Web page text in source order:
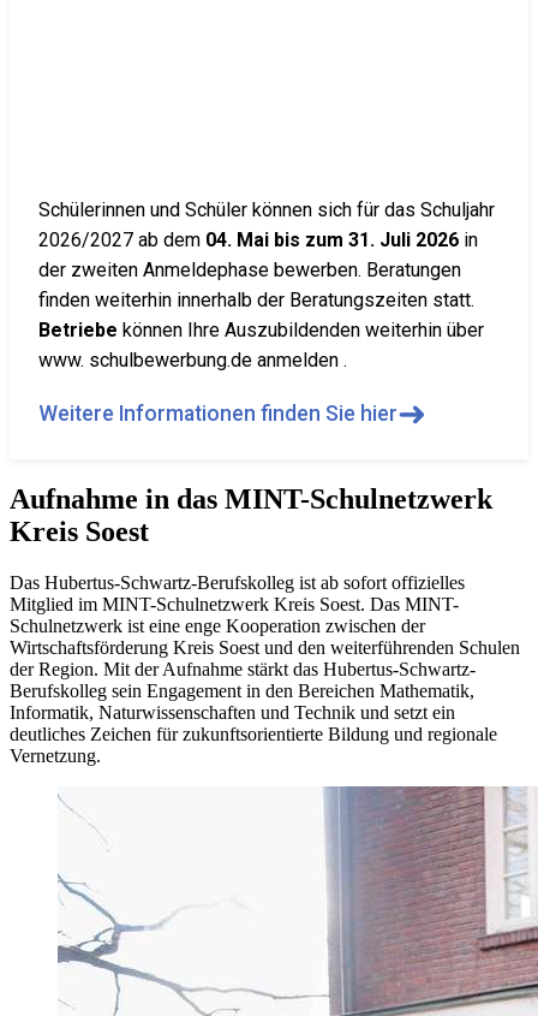
Schülerinnen und Schüler können sich für das Schuljahr
2026/2027 ab dem 04. Mai bis zum 31. Juli 2026 in
der zweiten Anmeldephase bewerben. Beratungen
finden weiterhin innerhalb der Beratungszeiten statt.
Betriebe können Ihre Auszubildenden weiterhin über
www. schulbewerbung.de anmelden .
Weitere Informationen finden Sie hier➜
Aufnahme in das MINT-Schulnetzwerk
Kreis Soest
Das Hubertus-Schwartz-Berufskolleg ist ab sofort offizielles
Mitglied im MINT-Schulnetzwerk Kreis Soest. Das MINT-
Schulnetzwerk ist eine enge Kooperation zwischen der
Wirtschaftsförderung Kreis Soest und den weiterführenden Schulen
der Region. Mit der Aufnahme stärkt das Hubertus-Schwartz-
Berufskolleg sein Engagement in den Bereichen Mathematik,
Informatik, Naturwissenschaften und Technik und setzt ein
deutliches Zeichen für zukunftsorientierte Bildung und regionale
Vernetzung.